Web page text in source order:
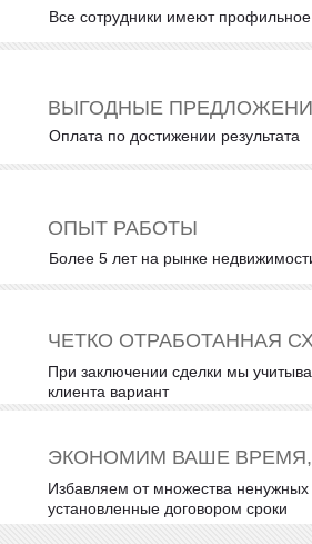
ОПЫТ РАБОТЫ
Более 5 лет на рынке
ЭКОНОМИМ ВАШЕ
Избавляем от множества
установленные договором сроки
ЧЕТКО ОТРАБОТАННАЯ
При заключении сделки мы
клиента вариант
Все сотрудники имеют
Оплата по достижении результата
ВЫГОДНЫЕ